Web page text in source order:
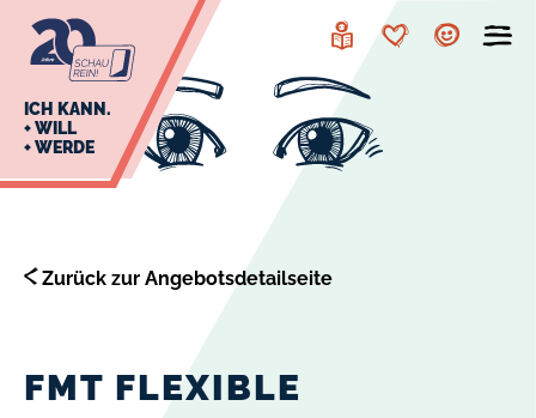
Navigation
Inhalt
Leichte
MerkzettelAccount
ICH KANN.
+ WILL
+ WERDE
Zurück zur Angebotsdetailseite
FMT FLEXIBLE